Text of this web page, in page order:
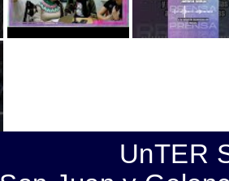
UnTER